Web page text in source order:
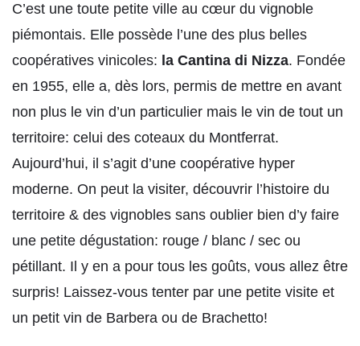
C’est une toute petite ville au cœur du vignoble
piémontais. Elle possède l’une des plus belles
coopératives vinicoles: la Cantina di Nizza. Fondée
en 1955, elle a, dès lors, permis de mettre en avant
non plus le vin d’un particulier mais le vin de tout un
territoire: celui des coteaux du Montferrat.
Aujourd’hui, il s’agit d’une coopérative hyper
moderne. On peut la visiter, découvrir l’histoire du
territoire & des vignobles sans oublier bien d’y faire
une petite dégustation: rouge / blanc / sec ou
pétillant. Il y en a pour tous les goûts, vous allez être
surpris! Laissez-vous tenter par une petite visite et
un petit vin de Barbera ou de Brachetto!